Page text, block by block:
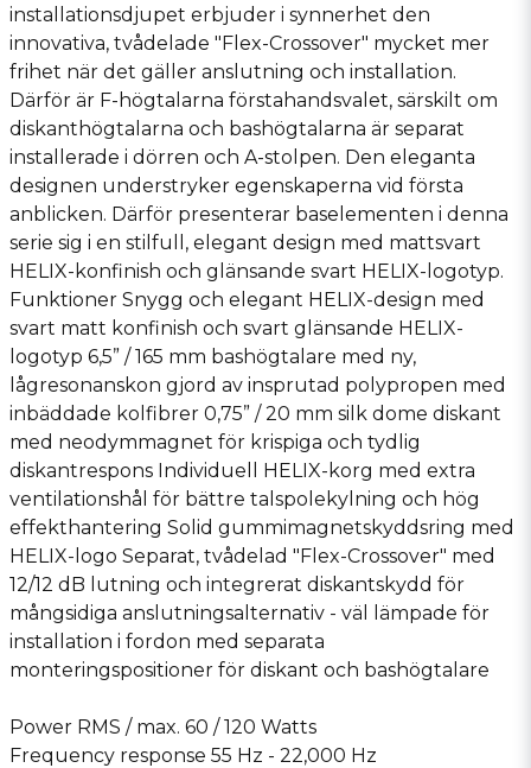
installationsdjupet erbjuder i synnerhet den
innovativa, tvådelade ″Flex-Crossover″ mycket mer
frihet när det gäller anslutning och installation.
Därför är F-högtalarna förstahandsvalet, särskilt om
diskanthögtalarna och bashögtalarna är separat
installerade i dörren och A-stolpen. Den eleganta
designen understryker egenskaperna vid första
anblicken. Därför presenterar baselementen i denna
serie sig i en stilfull, elegant design med mattsvart
HELIX-konfinish och glänsande svart HELIX-logotyp.
Funktioner Snygg och elegant HELIX-design med
svart matt konfinish och svart glänsande HELIX-
logotyp 6,5” / 165 mm bashögtalare med ny,
lågresonanskon gjord av insprutad polypropen med
inbäddade kolfibrer 0,75” / 20 mm silk dome diskant
med neodymmagnet för krispiga och tydlig
diskantrespons Individuell HELIX-korg med extra
ventilationshål för bättre talspolekylning och hög
effekthantering Solid gummimagnetskyddsring med
HELIX-logo Separat, tvådelad "Flex-Crossover" med
12/12 dB lutning och integrerat diskantskydd för
mångsidiga anslutningsalternativ - väl lämpade för
installation i fordon med separata
monteringspositioner för diskant och bashögtalare
Power RMS / max. 60 / 120 Watts
Frequency response 55 Hz - 22,000 Hz